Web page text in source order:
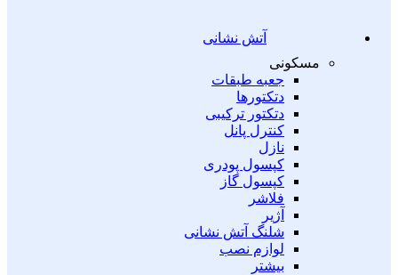
آتش نشانی
مسکونی
جعبه طبقات
دتکتورها
دتکتور ترکیبی
کنترل پانل
نازل
کپسول پودری
کپسول گاز
فلاشر
آژیر
شلنگ آتش نشانی
لوازم نصب
بیشتر